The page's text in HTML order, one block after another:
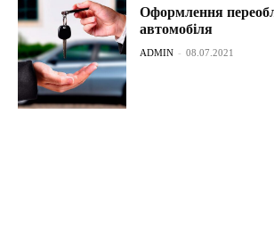
Оформлення
автомобіля
ADMIN - 08.07.2021